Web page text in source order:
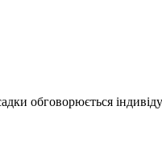
обговорюється